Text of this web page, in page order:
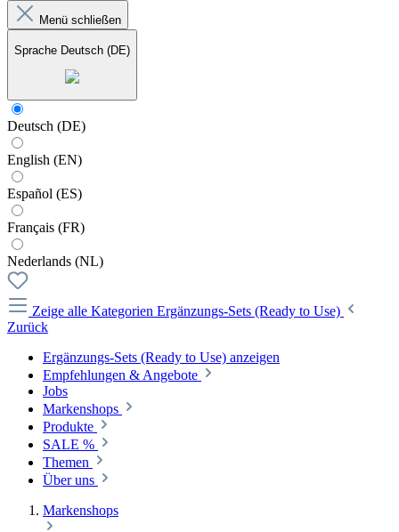
Menü schließen
Sprache Deutsch (DE)
Deutsch (DE)
English (EN)
Español (ES)
Français (FR)
Nederlands (NL)
Zeige alle Kategorien Ergänzungs-Sets (Ready to Use)
Zurück
Ergänzungs-Sets (Ready to Use) anzeigen
Empfehlungen & Angebote
Jobs
Markenshops
Produkte
SALE %
Themen
Über uns
Markenshops